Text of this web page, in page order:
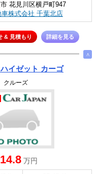
花見川区横戸町947
車株式会社 千葉北店
& 見積もり 詳細を見る
∧
イゼット カーゴ
クルーズ
万円